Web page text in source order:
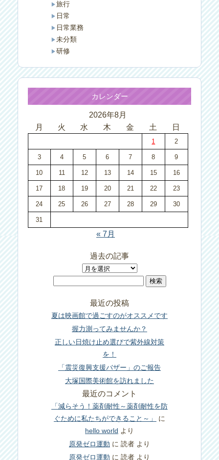
旅行
日常
日常業務
未分類
研修
カレンダー
2026年8月
月
火 水 木 金 土 日
1 2
3 4 5 6 7 8 9
10 11 12 13 14 15 16
17 18 19 20 21 22 23
24 25 26 27 28 29 30
31
« 7月
過去の記事
過
事
最近の投稿
夏は映画館で過ごすのがオススメです
握力測ってみませんか？
正しい日焼け止め選びで紫外線対策
を！
「震災復興支援バザー」のご報告
大塚国際美術館を訪れました
最近のコメント
「減らそう！薬剤耐性～薬剤耐性を防
ぐために私たちができること～」
に
hello world より
原発ゼロ運動 に 読者 より
原発ゼロ運動 に 読者 より